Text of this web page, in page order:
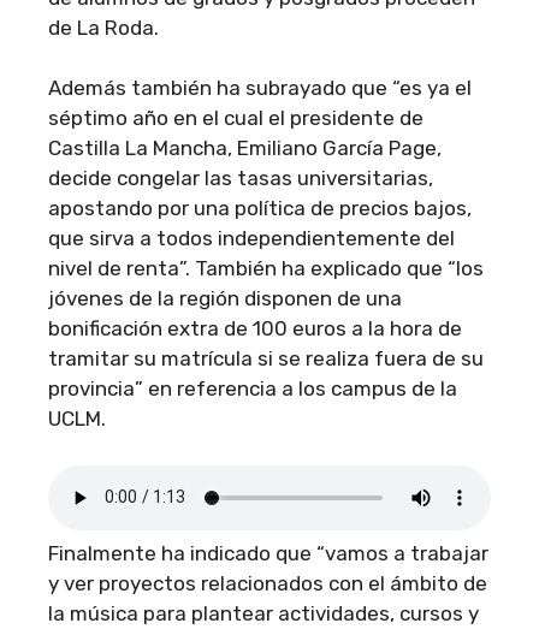
de La Roda.
Además también ha subrayado que “es ya el
séptimo año en el cual el presidente de
Castilla La Mancha, Emiliano García Page,
decide congelar las tasas universitarias,
apostando por una política de precios bajos,
que sirva a todos independientemente del
nivel de renta”. También ha explicado que “los
jóvenes de la región disponen de una
bonificación extra de 100 euros a la hora de
tramitar su matrícula si se realiza fuera de su
provincia” en referencia a los campus de la
UCLM.
Finalmente ha indicado que “vamos a trabajar
y ver proyectos relacionados con el ámbito de
la música para plantear actividades, cursos y